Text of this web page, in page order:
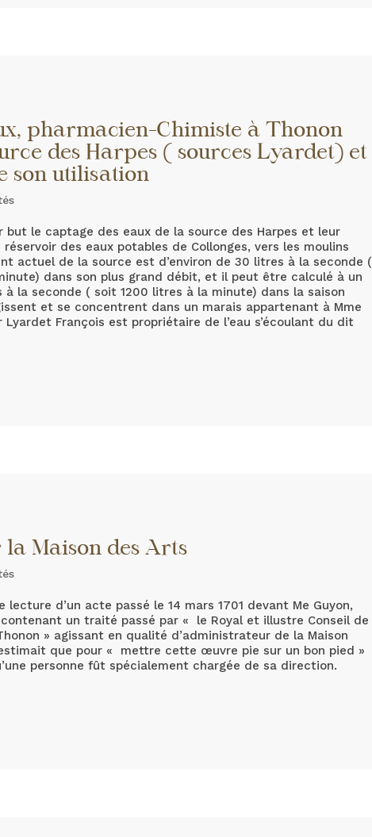
pharmacien-Chimiste à Thonon
des Harpes ( sources Lyardet) et
son utilisation
le captage des eaux de la source des Harpes et leur
réservoir des eaux potables de Collonges, vers les moulins
actuel de la source est d’environ de 30 litres à la seconde (
dans son plus grand débit, et il peut être calculé à un
la seconde ( soit 1200 litres à la minute) dans la saison
et se concentrent dans un marais appartenant à Mme
Lyardet François est propriétaire de l’eau s’écoulant du dit
Maison des Arts
lecture d’un acte passé le 14 mars 1701 devant Me Guyon,
un traité passé par « le Royal et illustre Conseil de
» agissant en qualité d’administrateur de la Maison
que pour « mettre cette œuvre pie sur un bon pied »
personne fût spécialement chargée de sa direction.